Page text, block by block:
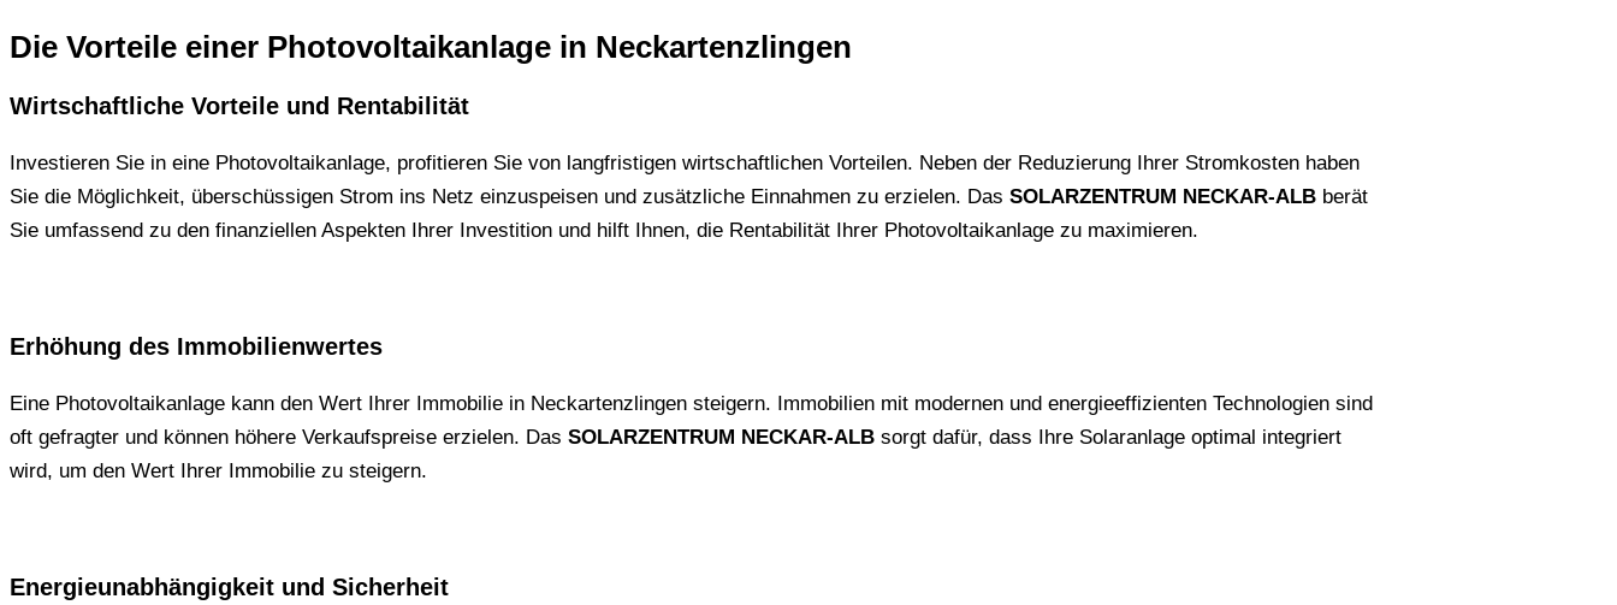
Die Vorteile einer Photovoltaikanlage in Neckartenzlingen
Wirtschaftliche Vorteile und Rentabilität
Investieren Sie in eine Photovoltaikanlage, profitieren Sie von langfristigen wirtschaftlichen Vorteilen. Neben der Reduzierung Ihrer Stromkosten haben
Sie die Möglichkeit, überschüssigen Strom ins Netz einzuspeisen und zusätzliche Einnahmen zu erzielen. Das SOLARZENTRUM NECKAR-ALB berät
Sie umfassend zu den finanziellen Aspekten Ihrer Investition und hilft Ihnen, die Rentabilität Ihrer Photovoltaikanlage zu maximieren.
Erhöhung des Immobilienwertes
Eine Photovoltaikanlage kann den Wert Ihrer Immobilie in Neckartenzlingen steigern. Immobilien mit modernen und energieeffizienten Technologien sind
oft gefragter und können höhere Verkaufspreise erzielen. Das SOLARZENTRUM NECKAR-ALB sorgt dafür, dass Ihre Solaranlage optimal integriert
wird, um den Wert Ihrer Immobilie zu steigern.
Energieunabhängigkeit und Sicherheit